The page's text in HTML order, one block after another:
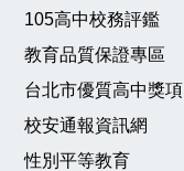
105高中校務評鑑
教育品質保證專區
台北市優質高中獎項
校安通報資訊網
性別平等教育